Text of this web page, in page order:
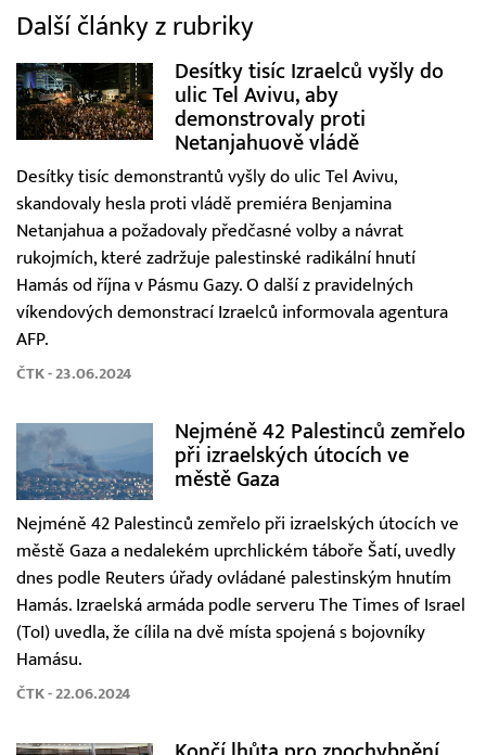
Další články z rubriky
Desítky tisíc Izraelců vyšly do
ulic Tel Avivu, aby
demonstrovaly proti
Netanjahuově vládě
Desítky tisíc demonstrantů vyšly do ulic Tel Avivu,
skandovaly hesla proti vládě premiéra Benjamina
Netanjahua a požadovaly předčasné volby a návrat
rukojmích, které zadržuje palestinské radikální hnutí
Hamás od října v Pásmu Gazy. O další z pravidelných
víkendových demonstrací Izraelců informovala agentura
AFP.
ČTK - 23.06.2024
Nejméně 42 Palestinců zemřelo
při izraelských útocích ve
městě Gaza
Nejméně 42 Palestinců zemřelo při izraelských útocích ve
městě Gaza a nedalekém uprchlickém táboře Šatí, uvedly
dnes podle Reuters úřady ovládané palestinským hnutím
Hamás. Izraelská armáda podle serveru The Times of Israel
(ToI) uvedla, že cílila na dvě místa spojená s bojovníky
Hamásu.
ČTK - 22.06.2024